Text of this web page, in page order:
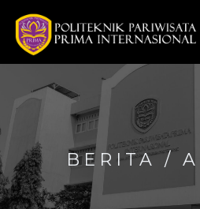
BERITA /